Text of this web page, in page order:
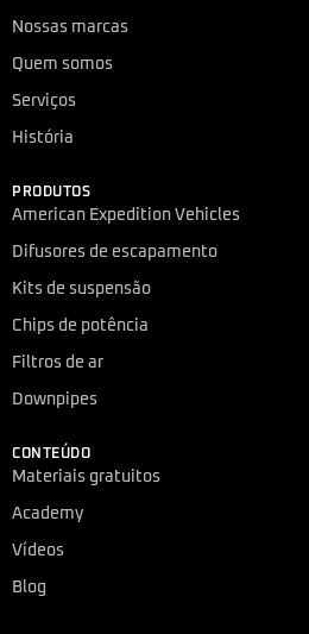
Nossas marcas
Quem somos
Serviços
História
PRODUTOS
American Expedition Vehicles
Difusores de escapamento
Kits de suspensão
Chips de potência
Filtros de ar
Downpipes
CONTEÚDO
Materiais gratuitos
Academy
Vídeos
Blog